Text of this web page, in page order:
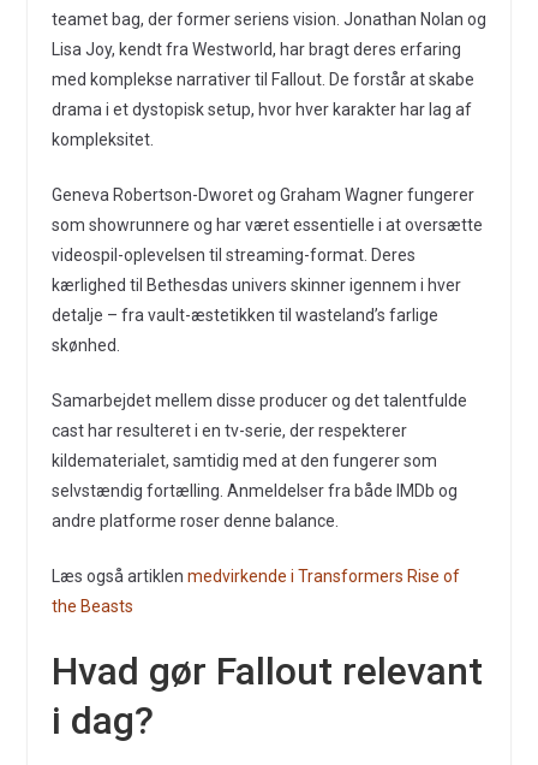
teamet bag, der former seriens vision. Jonathan Nolan og
Lisa Joy, kendt fra Westworld, har bragt deres erfaring
med komplekse narrativer til Fallout. De forstår at skabe
drama i et dystopisk setup, hvor hver karakter har lag af
kompleksitet.
Geneva Robertson-Dworet og Graham Wagner fungerer
som showrunnere og har været essentielle i at oversætte
videospil-oplevelsen til streaming-format. Deres
kærlighed til Bethesdas univers skinner igennem i hver
detalje – fra vault-æstetikken til wasteland’s farlige
skønhed.
Samarbejdet mellem disse producer og det talentfulde
cast har resulteret i en tv-serie, der respekterer
kildematerialet, samtidig med at den fungerer som
selvstændig fortælling. Anmeldelser fra både IMDb og
andre platforme roser denne balance.
Læs også artiklen medvirkende i Transformers Rise of
the Beasts
Hvad gør Fallout relevant
i dag?